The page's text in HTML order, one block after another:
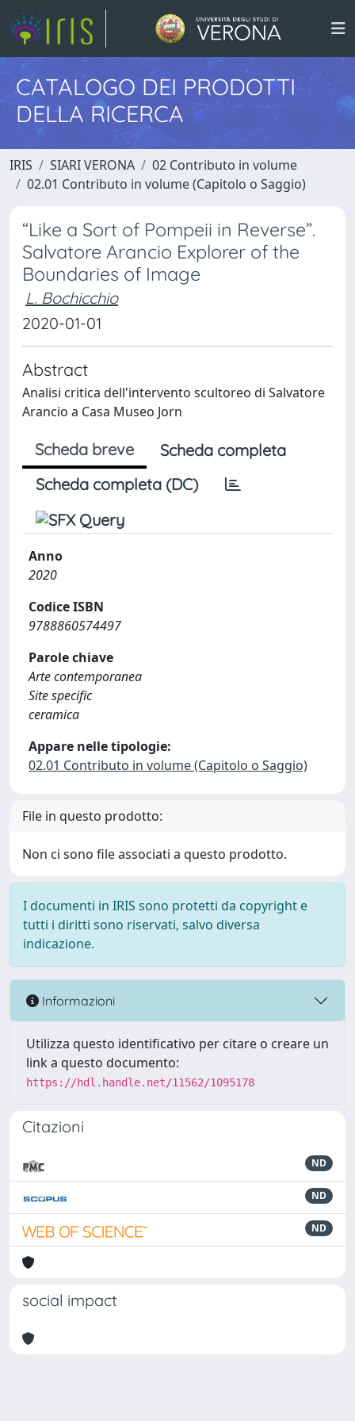
CATALOGO DEI PRODOTTI
DELLA RICERCA
IRIS SIARI VERONA
02 Contributo in volume
02.01 Contributo in volume (Capitolo o Saggio)
“Like a Sort of Pompeii in Reverse”.
Salvatore Arancio Explorer of the
Boundaries of Image
L. Bochicchio
2020-01-01
Abstract
Analisi critica dell'intervento scultoreo di Salvatore
Arancio a Casa Museo Jorn
Scheda breve
Scheda completa
Scheda completa (DC)
Anno
2020
Codice ISBN
9788860574497
Parole chiave
Arte contemporanea
Site specific
ceramica
Appare nelle tipologie:
02.01 Contributo in volume (Capitolo o Saggio)
File in questo prodotto:
Non ci sono file associati a questo prodotto.
I documenti in IRIS sono protetti da copyright e
tutti i diritti sono riservati, salvo diversa
indicazione.
Informazioni
Utilizza questo identificativo per citare o creare un
link a questo documento:
https://hdl.handle.net/11562/1095178
Citazioni
ND
ND
ND
social impact